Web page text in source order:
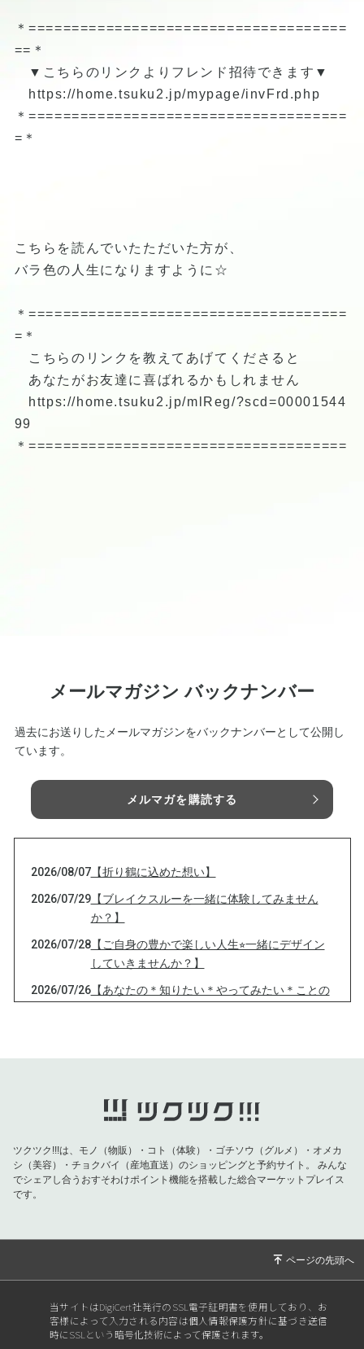
＊=====================================
==＊
▼こちらのリンクよりフレンド招待できます▼
https://home.tsuku2.jp/mypage/invFrd.php
＊=====================================
=＊
こちらを読んでいたただいた方が、
バラ色の人生になりますように☆
＊=====================================
=＊
こちらのリンクを教えてあげてくださると
あなたがお友達に喜ばれるかもしれません
https://home.tsuku2.jp/mlReg/?scd=00001544
99
＊=====================================
メールマガジン バックナンバー
過去にお送りしたメールマガジンをバックナンバーとして公開し
ています。
メルマガを購読する
2026/08/07【折り鶴に込めた想い】
2026/07/29【ブレイクスルーを一緒に体験してみません
か？】
2026/07/28【ご自身の豊かで楽しい人生⭐︎一緒にデザイン
していきませんか？】
2026/07/26【あなたの＊知りたい＊やってみたい＊ことの
取が劇的に増えます】
2026/07/14【あなたが心から守りたいものは？】
2026/07/13【心から安心出来る、自分の本当の居場所】
ー】
2026/06/15【あなたの想いや感情を視覚化】
ツクツク!!!は、モノ（物販）・コト（体験）・ゴチソウ（グルメ）・オメカ
シ（美容）・チョクバイ（産地直送）のショッピングと予約サイト。
みんな
でシェアし合うおすそわけポイント機能を搭載した総合マーケットプレイス
です。
当サイトはDigiCert社発行のSSL電子証明書を使用しており、お
客様によって入力される内容は個人情報保護方針に基づき送信
時にSSLという暗号化技術によって保護されます。